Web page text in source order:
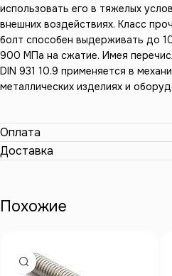
использовать его в тяжелых
внешних воздействиях. Класс
болт способен выдерживать до
900 МПа на сжатие. Имея
DIN 931 10.9 применяется в
металлических изделиях и
Оплата
Доставка
Похожие